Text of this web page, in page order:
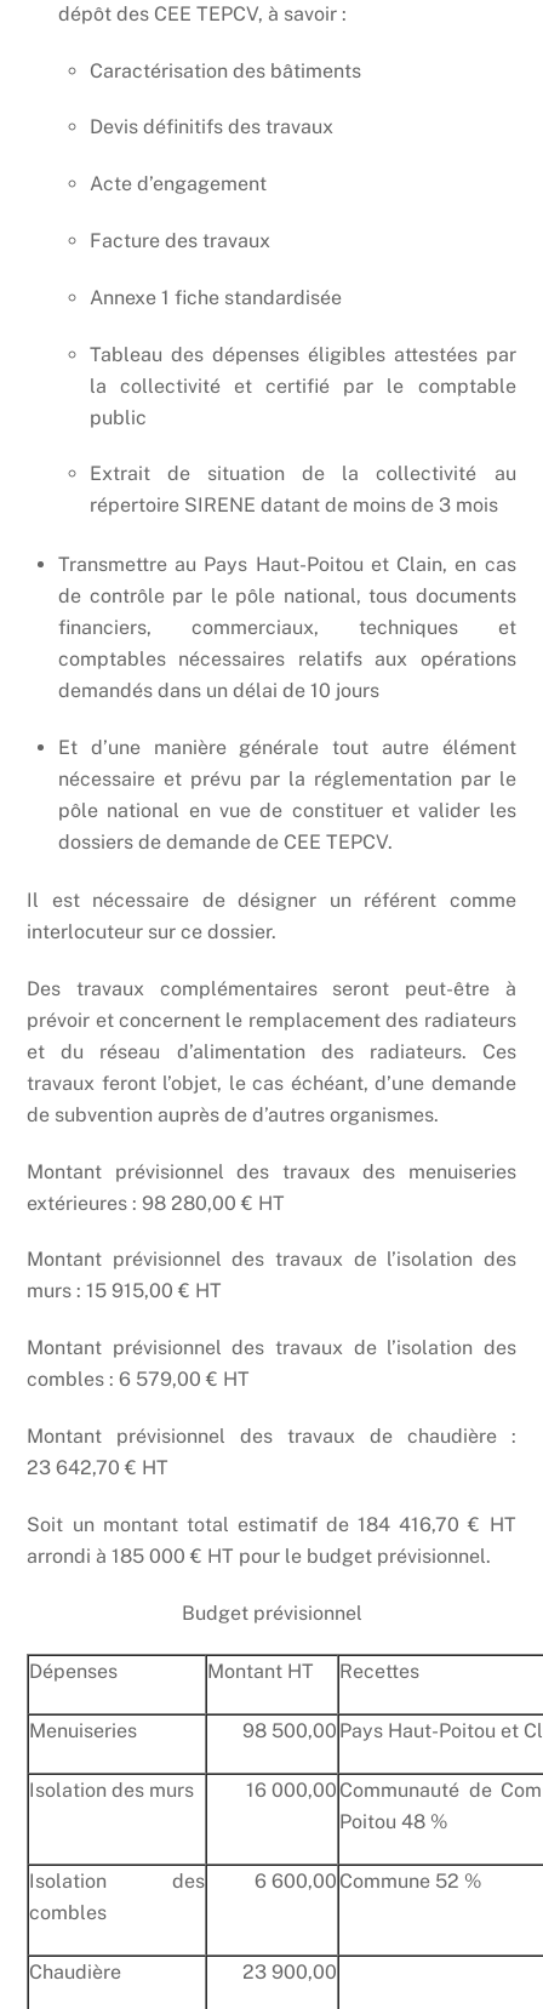
dépôt des CEE TEPCV, à savoir :
Caractérisation des bâtiments
Devis définitifs des travaux
Acte d’engagement
Facture des travaux
Annexe 1 fiche standardisée
Tableau des dépenses éligibles attestées par
la collectivité et certifié par le comptable
public
Extrait de situation de la collectivité au
répertoire SIRENE datant de moins de 3 mois
Transmettre au Pays Haut-Poitou et Clain, en cas
de contrôle par le pôle national, tous documents
financiers, commerciaux, techniques et
comptables nécessaires relatifs aux opérations
demandés dans un délai de 10 jours
Et d’une manière générale tout autre élément
nécessaire et prévu par la réglementation par le
pôle national en vue de constituer et valider les
dossiers de demande de CEE TEPCV.
Il est nécessaire de désigner un référent comme
interlocuteur sur ce dossier.
Des travaux complémentaires seront peut-être à
prévoir et concernent le remplacement des radiateurs
et du réseau d’alimentation des radiateurs. Ces
travaux feront l’objet, le cas échéant, d’une demande
de subvention auprès de d’autres organismes.
Montant prévisionnel des travaux des menuiseries
extérieures : 98 280,00 € HT
Montant prévisionnel des travaux de l’isolation des
murs : 15 915,00 € HT
Montant prévisionnel des travaux de l’isolation des
combles : 6 579,00 € HT
Montant prévisionnel des travaux de chaudière :
23 642,70 € HT
Soit un montant total estimatif de 184 416,70 € HT
arrondi à 185 000 € HT pour le budget prévisionnel.
Budget prévisionnel
Dépenses Montant HT Recettes
Menuiseries 98 500,00 Pays Haut-Poitou et
Isolation des murs 16 000,00 Communauté de
Poitou 48 %
Isolation des
combles
6 600,00 Commune 52 %
Chaudière 23 900,00